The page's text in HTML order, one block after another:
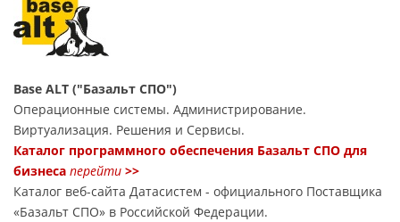
Base ALT ("Базальт СПО")
Операционные системы. Администрирование.
Виртуализация. Решения и Сервисы.
Каталог программного обеспечения Базальт СПО для
бизнеса перейти >>
Каталог веб-сайта Датасиcтем - официального Поставщика
«Базальт СПО» в Российской Федерации.